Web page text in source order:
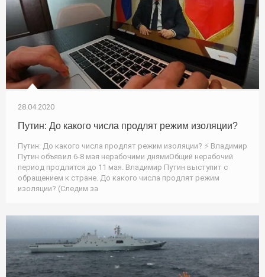
28.04.2020
Путин: До какого числа продлят режим изоляции?
Путин: До какого числа продлят режим изоляции? ⚡️ Владимир
Путин объявил 6-8 мая нерабочими днямиОбщий нерабочий
период продлится до 11 мая. Владимир Путин выступит с
обращением к стране. До какого числа продлят режим
изоляции? (Следим за